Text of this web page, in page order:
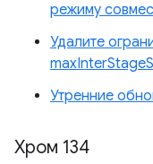
режиму
Удалите
Утренние
Хром 134